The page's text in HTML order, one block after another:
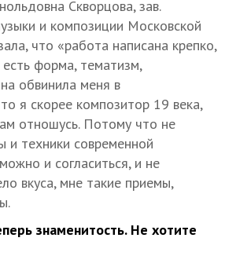
Скворцова, зав.
и композиции Московской
что «работа написана крепко,
есть форма, тематизм,
обвинила меня в
я скорее композитор 19 века,
отношусь. Потому что не
и техники современной
и согласиться, и не
вкуса, мне такие приемы,
знаменитость. Не хотите